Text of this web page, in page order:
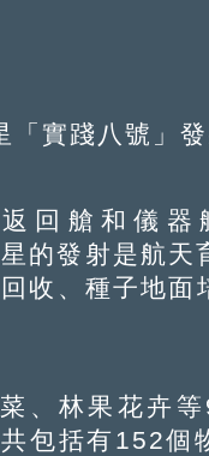
實踐八號」發
艙和儀器
的發射是航天
收、種子地面
林果花卉等
包括有152個